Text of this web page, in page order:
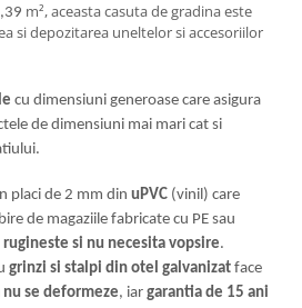
m², aceasta casuta de gradina este
si depozitarea uneltelor si accesoriilor
cu dimensiuni generoase care asigura
de dimensiuni mai mari cat si
placi de 2 mm din uPVC (vinil) care
de magaziile fabricate cu PE sau
si nu necesita vopsire.
grinzi si stalpi din otel galvanizat face
nu se deformeze, iar garantia de 15 ani